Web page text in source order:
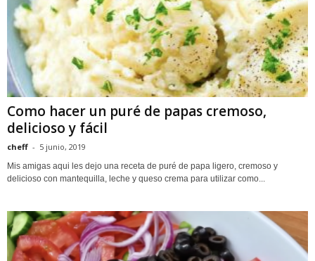
Como hacer un puré de papas cremoso,
delicioso y fácil
cheff - 5 junio, 2019
Mis amigas aqui les dejo una receta de puré de papa ligero, cremoso y
delicioso con mantequilla, leche y queso crema para utilizar como...